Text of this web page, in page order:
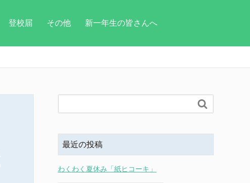
登校届 その他 新一年生の皆さんへ

最近の投稿
わくわく夏休み「紙ヒコーキ」